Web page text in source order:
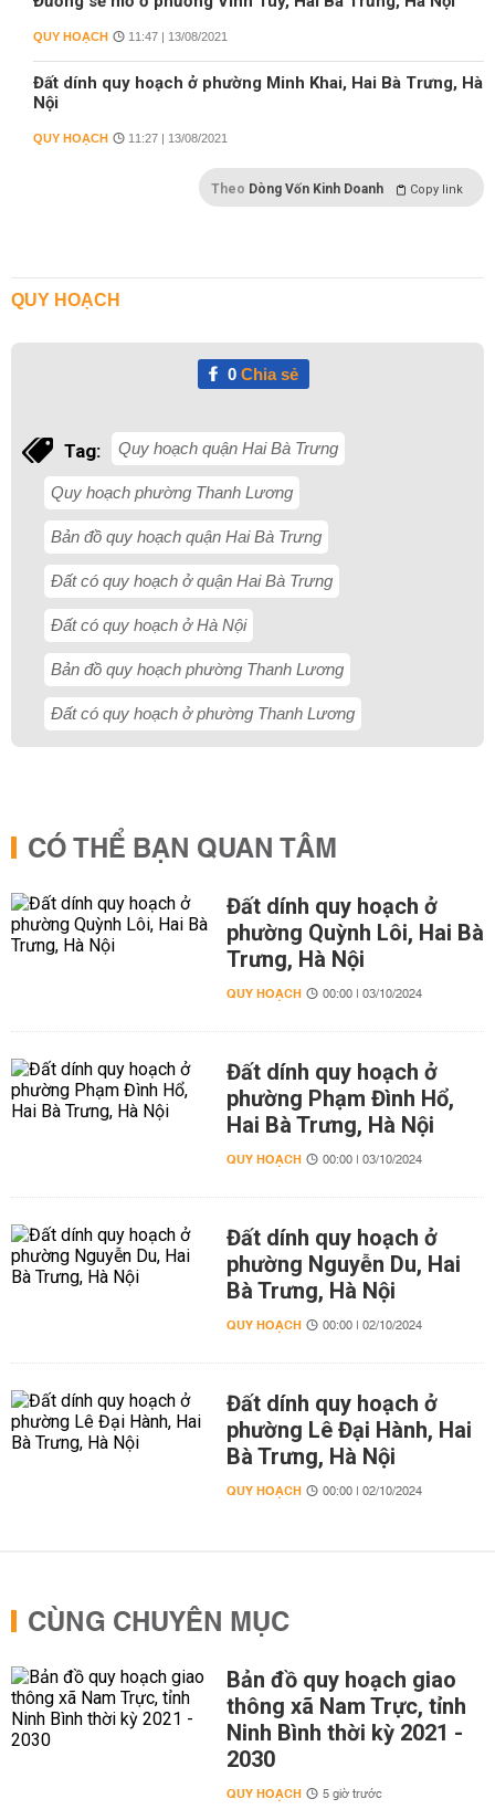
QUY HOẠCH 11:47 | 13/08/2021
Đất dính quy hoạch ở phường Minh Khai, Hai Bà Trưng, Hà
Nội
QUY HOẠCH 11:27 | 13/08/2021
Theo Dòng Vốn Kinh Doanh Copy link
QUY HOẠCH
0Chia sẻ
Tag: Quy hoạch quận Hai Bà Trưng
Quy hoạch phường Thanh Lương
Bản đồ quy hoạch quận Hai Bà Trưng
Đất có quy hoạch ở quận Hai Bà Trưng
Đất có quy hoạch ở Hà Nội
Bản đồ quy hoạch phường Thanh Lương
Đất có quy hoạch ở phường Thanh Lương
CÓ THỂ BẠN QUAN TÂM
Đất dính quy hoạch ở
phường Quỳnh Lôi, Hai Bà
Trưng, Hà Nội
QUY HOẠCH 00:00 | 03/10/2024
Đất dính quy hoạch ở
phường Phạm Đình Hổ,
Hai Bà Trưng, Hà Nội
QUY HOẠCH 00:00 | 03/10/2024
Đất dính quy hoạch ở
phường Nguyễn Du, Hai
Bà Trưng, Hà Nội
QUY HOẠCH 00:00 | 02/10/2024
Đất dính quy hoạch ở
phường Lê Đại Hành, Hai
Bà Trưng, Hà Nội
QUY HOẠCH 00:00 | 02/10/2024
CÙNG CHUYÊN MỤC
Bản đồ quy hoạch giao
thông xã Nam Trực, tỉnh
Ninh Bình thời kỳ 2021 -
2030
QUY HOẠCH 5 giờ trước